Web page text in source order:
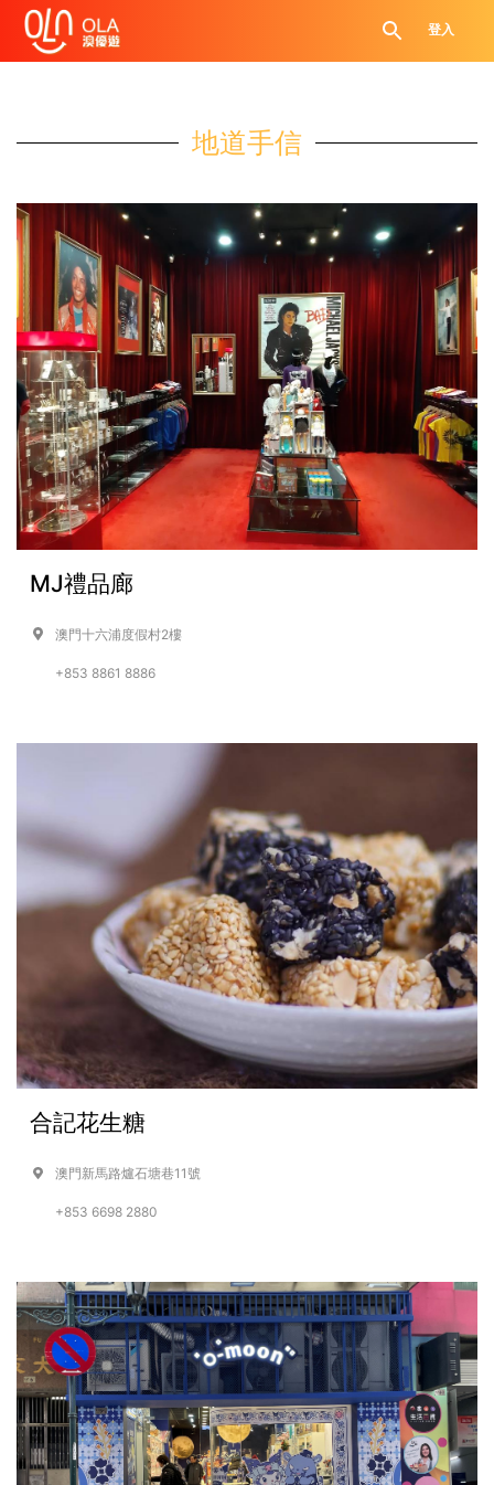
登入
地道手信
MJ禮品廊
澳門十六浦度假村2樓
+853 8861 8886
合記花生糖
澳門新馬路爐石塘巷11號
+853 6698 2880